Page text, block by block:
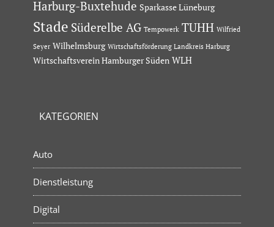
Harburg-Buxtehude Sparkasse Lüneburg
Stade Süderelbe AG Tempowerk TUHH Wilfried
Seyer Wilhelmsburg Wirtschaftsförderung Landkreis Harburg
Wirtschaftsverein Hamburger Süden WLH
KATEGORIEN
Auto
Dienstleistung
Digital